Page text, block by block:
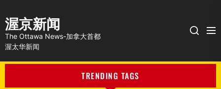
渥京新闻
The Ottawa News-加拿大首都
渥太华新闻
Search
TRENDING TAGS